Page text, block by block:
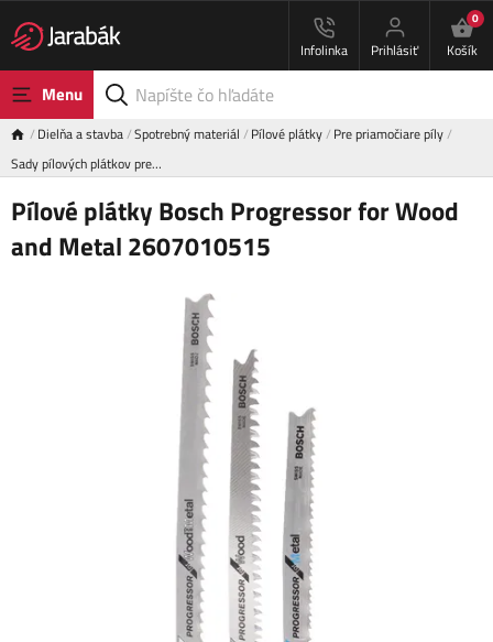
Infolinka Prihlásiť
0
Košík
Menu
Dielňa a stavba Spotrebný materiál Pílové plátky Pre priamočiare píly
Sady pílových plátkov pre…
Pílové plátky Bosch Progressor for Wood
and Metal 2607010515